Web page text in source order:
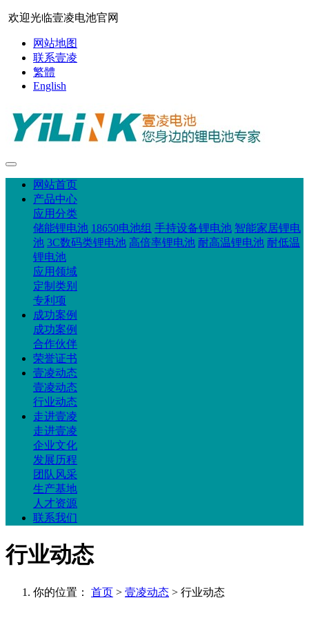
欢迎光临壹凌电池官网
网站地图
联系壹凌
繁體
English
网站首页
产品中心
应用分类
储能锂电池 18650电池组 手持设备锂电池 智能家居锂电
池 3C数码类锂电池 高倍率锂电池 耐高温锂电池 耐低温
锂电池
应用领域
定制类别
专利项
成功案例
成功案例
合作伙伴
荣誉证书
壹凌动态
壹凌动态
行业动态
走进壹凌
走进壹凌
企业文化
发展历程
团队风采
生产基地
人才资源
联系我们
行业动态
你的位置： 首页 > 壹凌动态 > 行业动态